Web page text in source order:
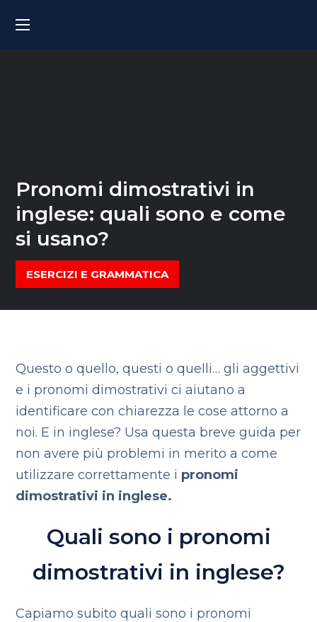
Pronomi dimostrativi in
inglese: quali sono e come
si usano?
ESERCIZI E GRAMMATICA
Questo o quello, questi o quelli… gli aggettivi
e i pronomi dimostrativi ci aiutano a
identificare con chiarezza le cose attorno a
noi. E in inglese? Usa questa breve guida per
non avere più problemi in merito a come
utilizzare correttamente i pronomi
dimostrativi in inglese.
Quali sono i pronomi
dimostrativi in inglese?
Capiamo subito quali sono i pronomi